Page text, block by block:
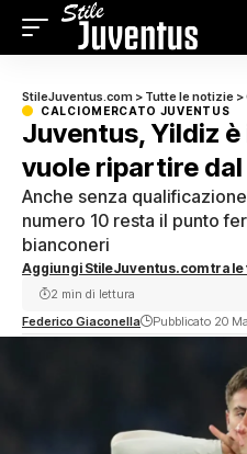
StileJuventus.com > Tutte le notizie >
CALCIOMERCATO JUVENTUS
Juventus, Yildiz
vuole ripartire
Anche senza
numero 10 resta il punto
bianconeri
Aggiungi StileJuventus.com tra
Federico Giaconella Pubblicato 20
2 min di lettura